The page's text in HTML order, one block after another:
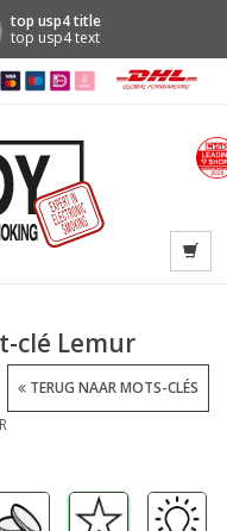
top usp4 title
top usp4 text
clé Lemur
TERUG NAAR MOTS-CLÉS